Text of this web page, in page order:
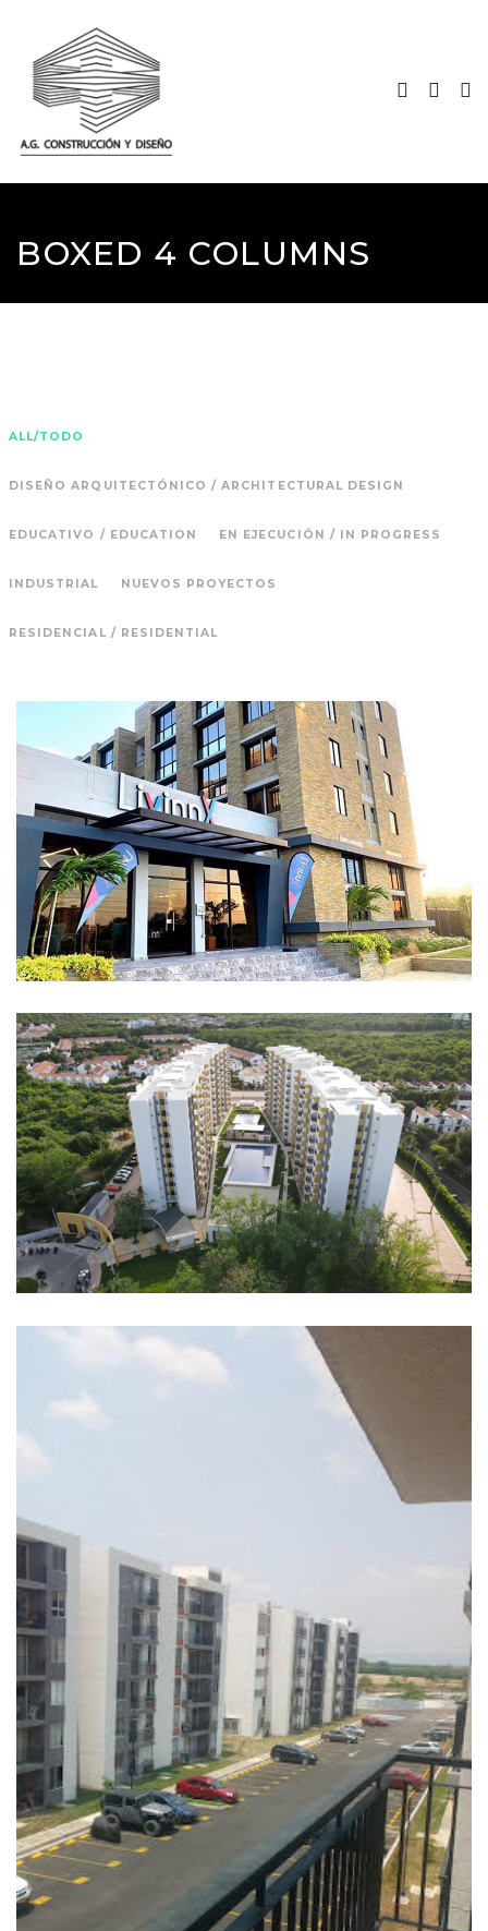
BOXED 4 COLUMNS
ALL/TODO
DISEÑO ARQUITECTÓNICO / ARCHITECTURAL DESIGN
EDUCATIVO / EDUCATION EN EJECUCIÓN / IN PROGRESS
INDUSTRIAL NUEVOS PROYECTOS
RESIDENCIAL / RESIDENTIAL